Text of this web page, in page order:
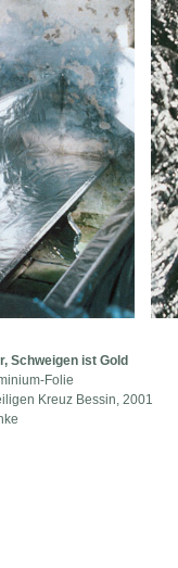
Schweigen ist Gold
Folie
Kreuz Bessin, 2001